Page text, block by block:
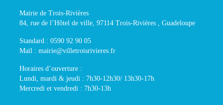
Mairie de Trois-Rivières
84, rue de l’Hôtel de ville, 97114 Trois-Rivières , Guadeloupe
Standard : 0590 92 90 05
Mail : mairie@villetroisrivieres.fr
Horaires d’ouverture :
Lundi, mardi & jeudi : 7h30-12h30/ 13h30-17h
Mercredi et vendredi : 7h30-13h